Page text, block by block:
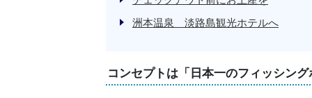
洲本温泉 淡路島観光ホテルへ
コンセプトは「日本一のフィッシン